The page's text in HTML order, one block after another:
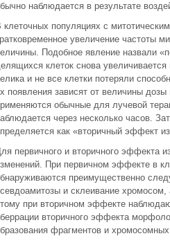
наблюдается в результате
клеточных популяциях с
увеличение частоты
Подобное явление назвали
клеток снова
и не все клетки потеряли
появления зависят от величины
обычные для лучевой
через несколько часов.
как «вторичный эффект
первичного и вторичного эффекта
При первичном эффекте в
преимущественно
и склеивание
при вторичном эффекте
вторичного эффекта
фрагментов и